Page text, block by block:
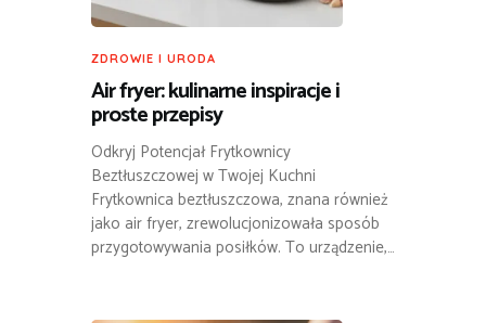
ZDROWIE I URODA
Air fryer: kulinarne inspiracje i
proste przepisy
Odkryj Potencjał Frytkownicy
Beztłuszczowej w Twojej Kuchni
Frytkownica beztłuszczowa, znana również
jako air fryer, zrewolucjonizowała sposób
przygotowywania posiłków. To urządzenie,…